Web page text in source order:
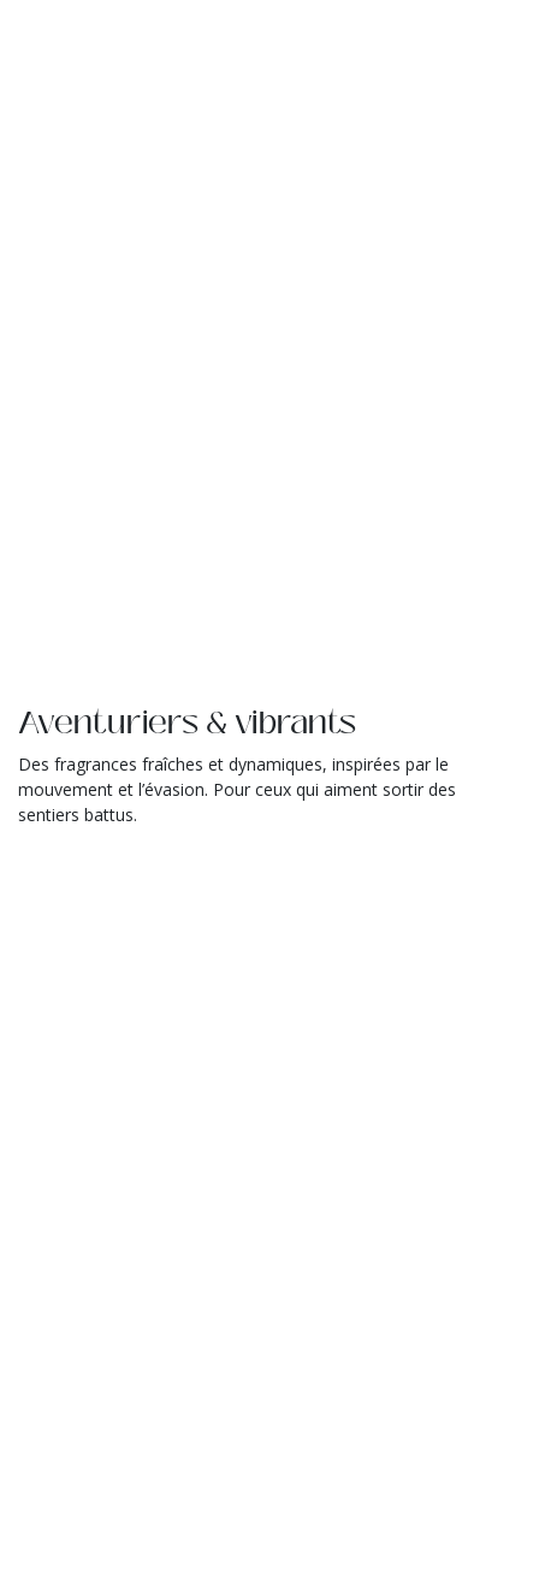
Aventuriers & vibrants
Des fragrances fraîches et dynamiques, inspirées par le
mouvement et l’évasion. Pour ceux qui aiment sortir des
sentiers battus.